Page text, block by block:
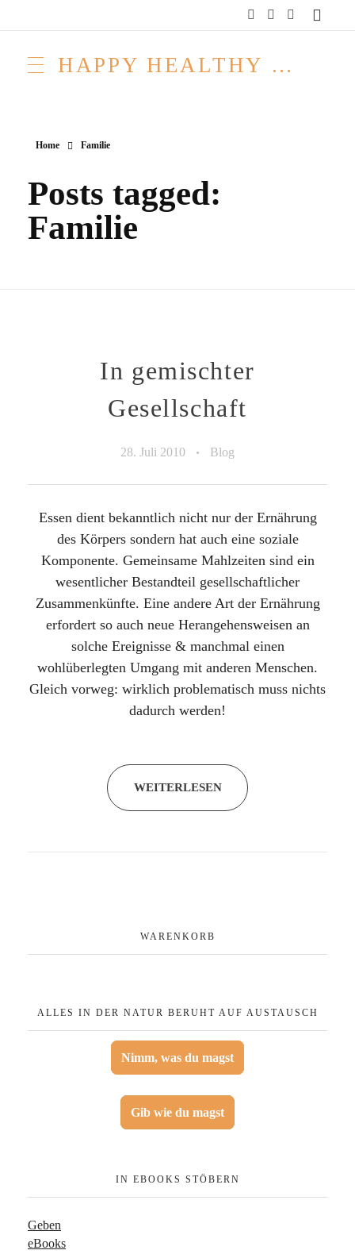
HAPPY HEALTHY RAW & FREE – ROH MACHT FROH!
Home Familie
Posts tagged:
Familie
In gemischter
Gesellschaft
28. Juli 2010 Blog
Essen dient bekanntlich nicht nur der Ernährung
des Körpers sondern hat auch eine soziale
Komponente. Gemeinsame Mahlzeiten sind ein
wesentlicher Bestandteil gesellschaftlicher
Zusammenkünfte. Eine andere Art der Ernährung
erfordert so auch neue Herangehensweisen an
solche Ereignisse & manchmal einen
wohlüberlegten Umgang mit anderen Menschen.
Gleich vorweg: wirklich problematisch muss nichts
dadurch werden!
WEITERLESEN
WARENKORB
ALLES IN DER NATUR BERUHT AUF AUSTAUSCH
Nimm, was du magst
Gib wie du magst
IN EBOOKS STÖBERN
Geben
eBooks